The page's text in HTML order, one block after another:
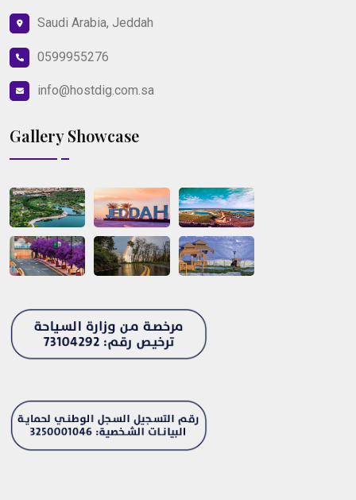
Saudi Arabia, Jeddah
0599955276
info@hostdig.com.sa
Gallery Showcase